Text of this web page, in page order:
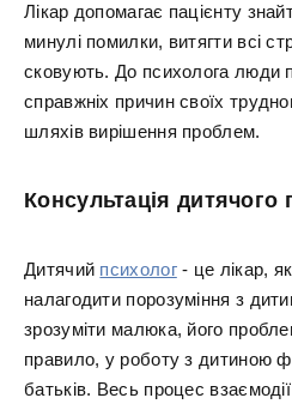
Лікар допомагає пацієнту
минулі помилки, витягти всі
сковують. До психолога люди
справжніх причин своїх
шляхів вирішення проблем.
Консультація дитячого
Дитячий психолог- це лікар,
налагодити порозуміння з
зрозуміти малюка, його
правило, у роботу з дитиною
батьків. Весь процес